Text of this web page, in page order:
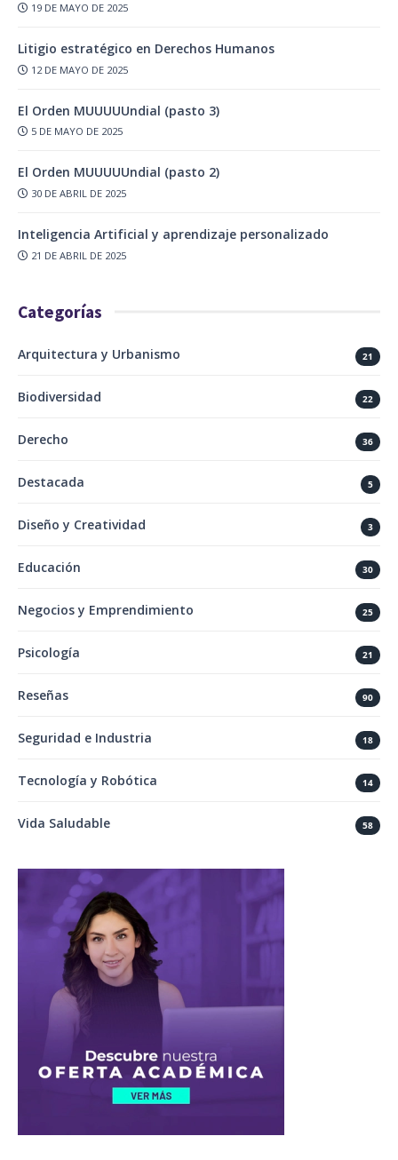
19 DE MAYO DE 2025
Litigio estratégico en Derechos Humanos
12 DE MAYO DE 2025
El Orden MUUUUUndial (pasto 3)
5 DE MAYO DE 2025
El Orden MUUUUUndial (pasto 2)
30 DE ABRIL DE 2025
Inteligencia Artificial y aprendizaje personalizado
21 DE ABRIL DE 2025
Categorías
Arquitectura y Urbanismo 21
Biodiversidad 22
Derecho 36
Destacada 5
Diseño y Creatividad 3
Educación 30
Negocios y Emprendimiento 25
Psicología 21
Reseñas 90
Seguridad e Industria 18
Tecnología y Robótica 14
Vida Saludable 58